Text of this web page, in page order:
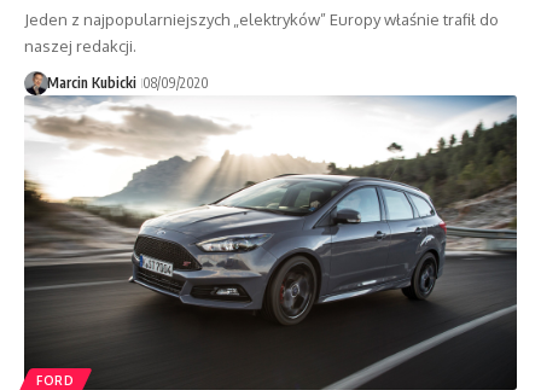
Jeden z najpopularniejszych „elektryków” Europy właśnie trafił do
naszej redakcji.
Marcin Kubicki 08/09/2020
FORD